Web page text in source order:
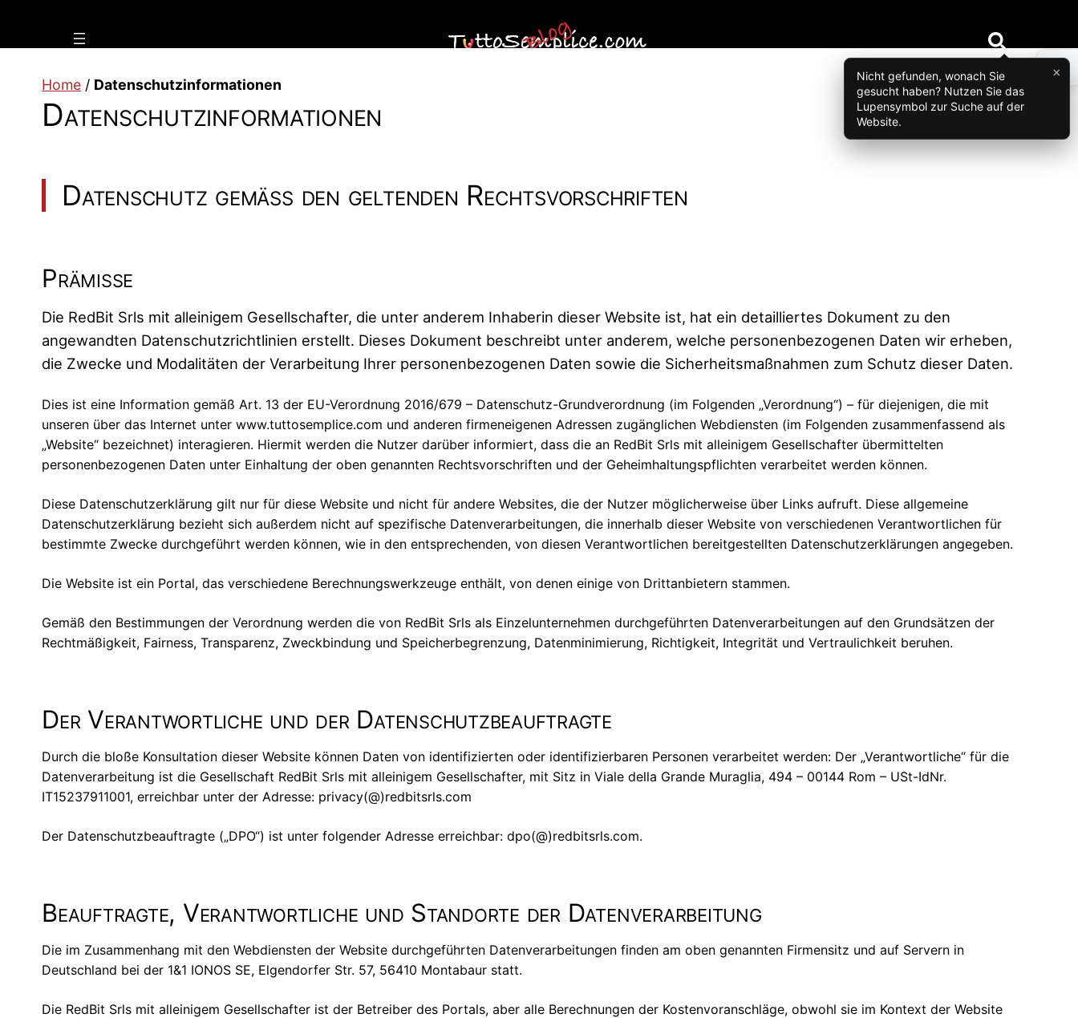
Home / Datenschutzinformationen
Datenschutzinformationen
Datenschutz gemäß den geltenden Rechtsvorschriften
Prämisse
Die RedBit Srls mit alleinigem Gesellschafter, die unter anderem Inhaberin dieser Website ist, hat ein detailliertes Dokument zu den
angewandten Datenschutzrichtlinien erstellt. Dieses Dokument beschreibt unter anderem, welche personenbezogenen Daten wir erheben,
die Zwecke und Modalitäten der Verarbeitung Ihrer personenbezogenen Daten sowie die Sicherheitsmaßnahmen zum Schutz dieser Daten.
Dies ist eine Information gemäß Art. 13 der EU-Verordnung 2016/679 – Datenschutz-Grundverordnung (im Folgenden „Verordnung“) – für diejenigen, die mit
unseren über das Internet unter www.tuttosemplice.com und anderen firmeneigenen Adressen zugänglichen Webdiensten (im Folgenden zusammenfassend als
„Website“ bezeichnet) interagieren. Hiermit werden die Nutzer darüber informiert, dass die an RedBit Srls mit alleinigem Gesellschafter übermittelten
personenbezogenen Daten unter Einhaltung der oben genannten Rechtsvorschriften und der Geheimhaltungspflichten verarbeitet werden können.
Diese Datenschutzerklärung gilt nur für diese Website und nicht für andere Websites, die der Nutzer möglicherweise über Links aufruft. Diese allgemeine
Datenschutzerklärung bezieht sich außerdem nicht auf spezifische Datenverarbeitungen, die innerhalb dieser Website von verschiedenen Verantwortlichen für
bestimmte Zwecke durchgeführt werden können, wie in den entsprechenden, von diesen Verantwortlichen bereitgestellten Datenschutzerklärungen angegeben.
Die Website ist ein Portal, das verschiedene Berechnungswerkzeuge enthält, von denen einige von Drittanbietern stammen.
Gemäß den Bestimmungen der Verordnung werden die von RedBit Srls als Einzelunternehmen durchgeführten Datenverarbeitungen auf den Grundsätzen der
Rechtmäßigkeit, Fairness, Transparenz, Zweckbindung und Speicherbegrenzung, Datenminimierung, Richtigkeit, Integrität und Vertraulichkeit beruhen.
Der Verantwortliche und der Datenschutzbeauftragte
Durch die bloße Konsultation dieser Website können Daten von identifizierten oder identifizierbaren Personen verarbeitet werden: Der „Verantwortliche“ für die
Datenverarbeitung ist die Gesellschaft RedBit Srls mit alleinigem Gesellschafter, mit Sitz in Viale della Grande Muraglia, 494 – 00144 Rom – USt-IdNr.
IT15237911001, erreichbar unter der Adresse: privacy(@)redbitsrls.com
Der Datenschutzbeauftragte („DPO“) ist unter folgender Adresse erreichbar: dpo(@)redbitsrls.com.
Beauftragte, Verantwortliche und Standorte der Datenverarbeitung
Die im Zusammenhang mit den Webdiensten der Website durchgeführten Datenverarbeitungen finden am oben genannten Firmensitz und auf Servern in
Deutschland bei der 1&1 IONOS SE, Elgendorfer Str. 57, 56410 Montabaur statt.
Die RedBit Srls mit alleinigem Gesellschafter ist der Betreiber des Portals, aber alle Berechnungen der Kostenvoranschläge, obwohl sie im Kontext der Website
Nicht gefunden, wonach Sie
gesucht haben? Nutzen Sie das
Lupensymbol zur Suche auf der
Website.
×